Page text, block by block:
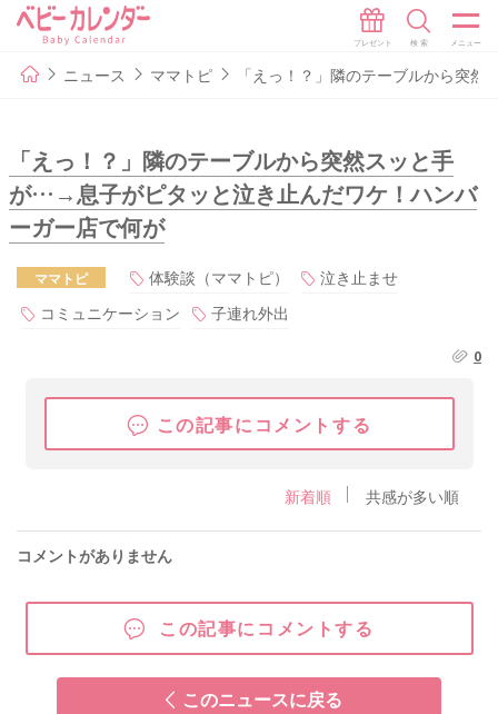
ニュース ママトピ 「えっ！？」隣のテーブルから突
「えっ！？」隣のテーブルから突然スッと手
が…→息子がピタッと泣き止んだワケ！ハンバ
ーガー店で何が
ママトピ 体験談（ママトピ）
泣き止ませ
コミュニケーション
子連れ外出
0
この記事にコメントする
新着順 共感が多い順
コメントがありません
この記事にコメントする
このニュースに戻る